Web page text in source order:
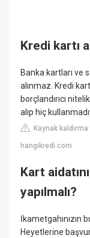
Kredi kartı
Banka kartları ve
alınmaz. Kredi
borçlandırıcı
alıp hiç
Kaynak
hangikredi.com
Kart
yapılmalı?
İkametgahınızın
Heyetlerine